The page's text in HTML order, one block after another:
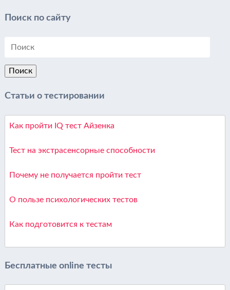
Поиск по сайту
Статьи о тестировании
Как пройти IQ тест Айзенка
Тест на экстрасенсорные способности
Почему не получается пройти тест
О пользе психологических тестов
Как подготовится к тестам
Бесплатные online тесты